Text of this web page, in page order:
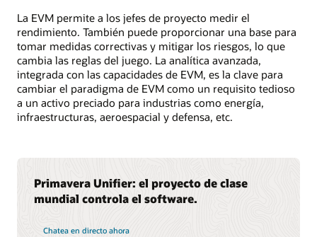
La EVM permite a los jefes de proyecto medir el
rendimiento. También puede proporcionar una base para
tomar medidas correctivas y mitigar los riesgos, lo que
cambia las reglas del juego. La analítica avanzada,
integrada con las capacidades de EVM, es la clave para
cambiar el paradigma de EVM como un requisito tedioso
a un activo preciado para industrias como energía,
infraestructuras, aeroespacial y defensa, etc.
Primavera Unifier: el proyecto de clase
mundial controla el software.
Chatea en directo ahora